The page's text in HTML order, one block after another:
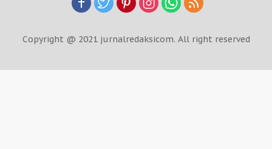
Copyright @ 2021 jurnalredaksicom. All right reserved